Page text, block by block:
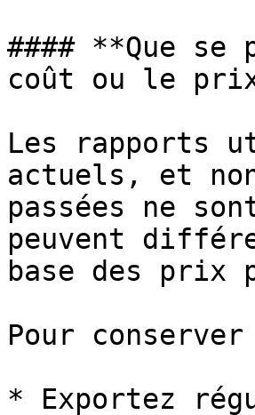
#### **Que
coût ou le
Les rapports
actuels, et
passées ne
peuvent
base des prix
Pour
* Exportez